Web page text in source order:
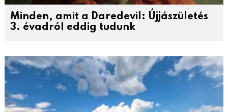
Minden, amit a Daredevil: Újjászületés
3. évadról eddig tudunk